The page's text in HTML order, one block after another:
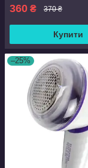
360 ₴ 370 ₴
Купити
–25%